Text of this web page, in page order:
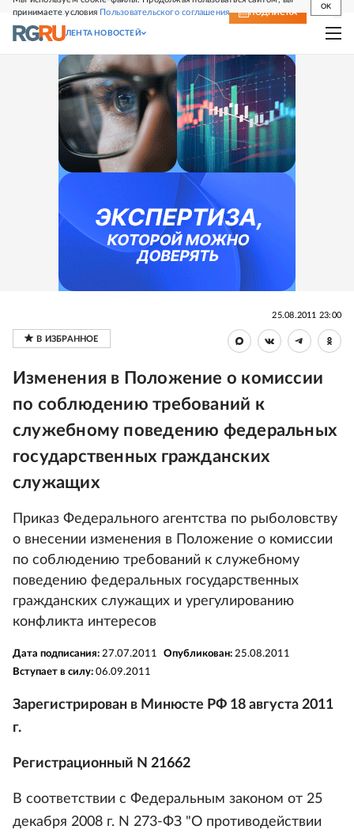
принимаете условия Пользовательского соглашения
OK
СВЕЖИЙ НОМЕР ПОДПИСКА
ЛЕНТА НОВОСТЕЙ
25.08.2011 23:00
Изменения в Положение о комиссии
по соблюдению требований к
служебному поведению федеральных
государственных гражданских
служащих
Приказ Федерального агентства по рыболовству
о внесении изменения в Положение о комиссии
по соблюдению требований к служебному
поведению федеральных государственных
гражданских служащих и урегулированию
конфликта интересов
Дата подписания: 27.07.2011 Опубликован: 25.08.2011
Вступает в силу: 06.09.2011
Зарегистрирован в Минюсте РФ 18 августа 2011
г.
Регистрационный N 21662
В соответствии с Федеральным законом от 25
декабря 2008 г. N 273-ФЗ "О противодействии